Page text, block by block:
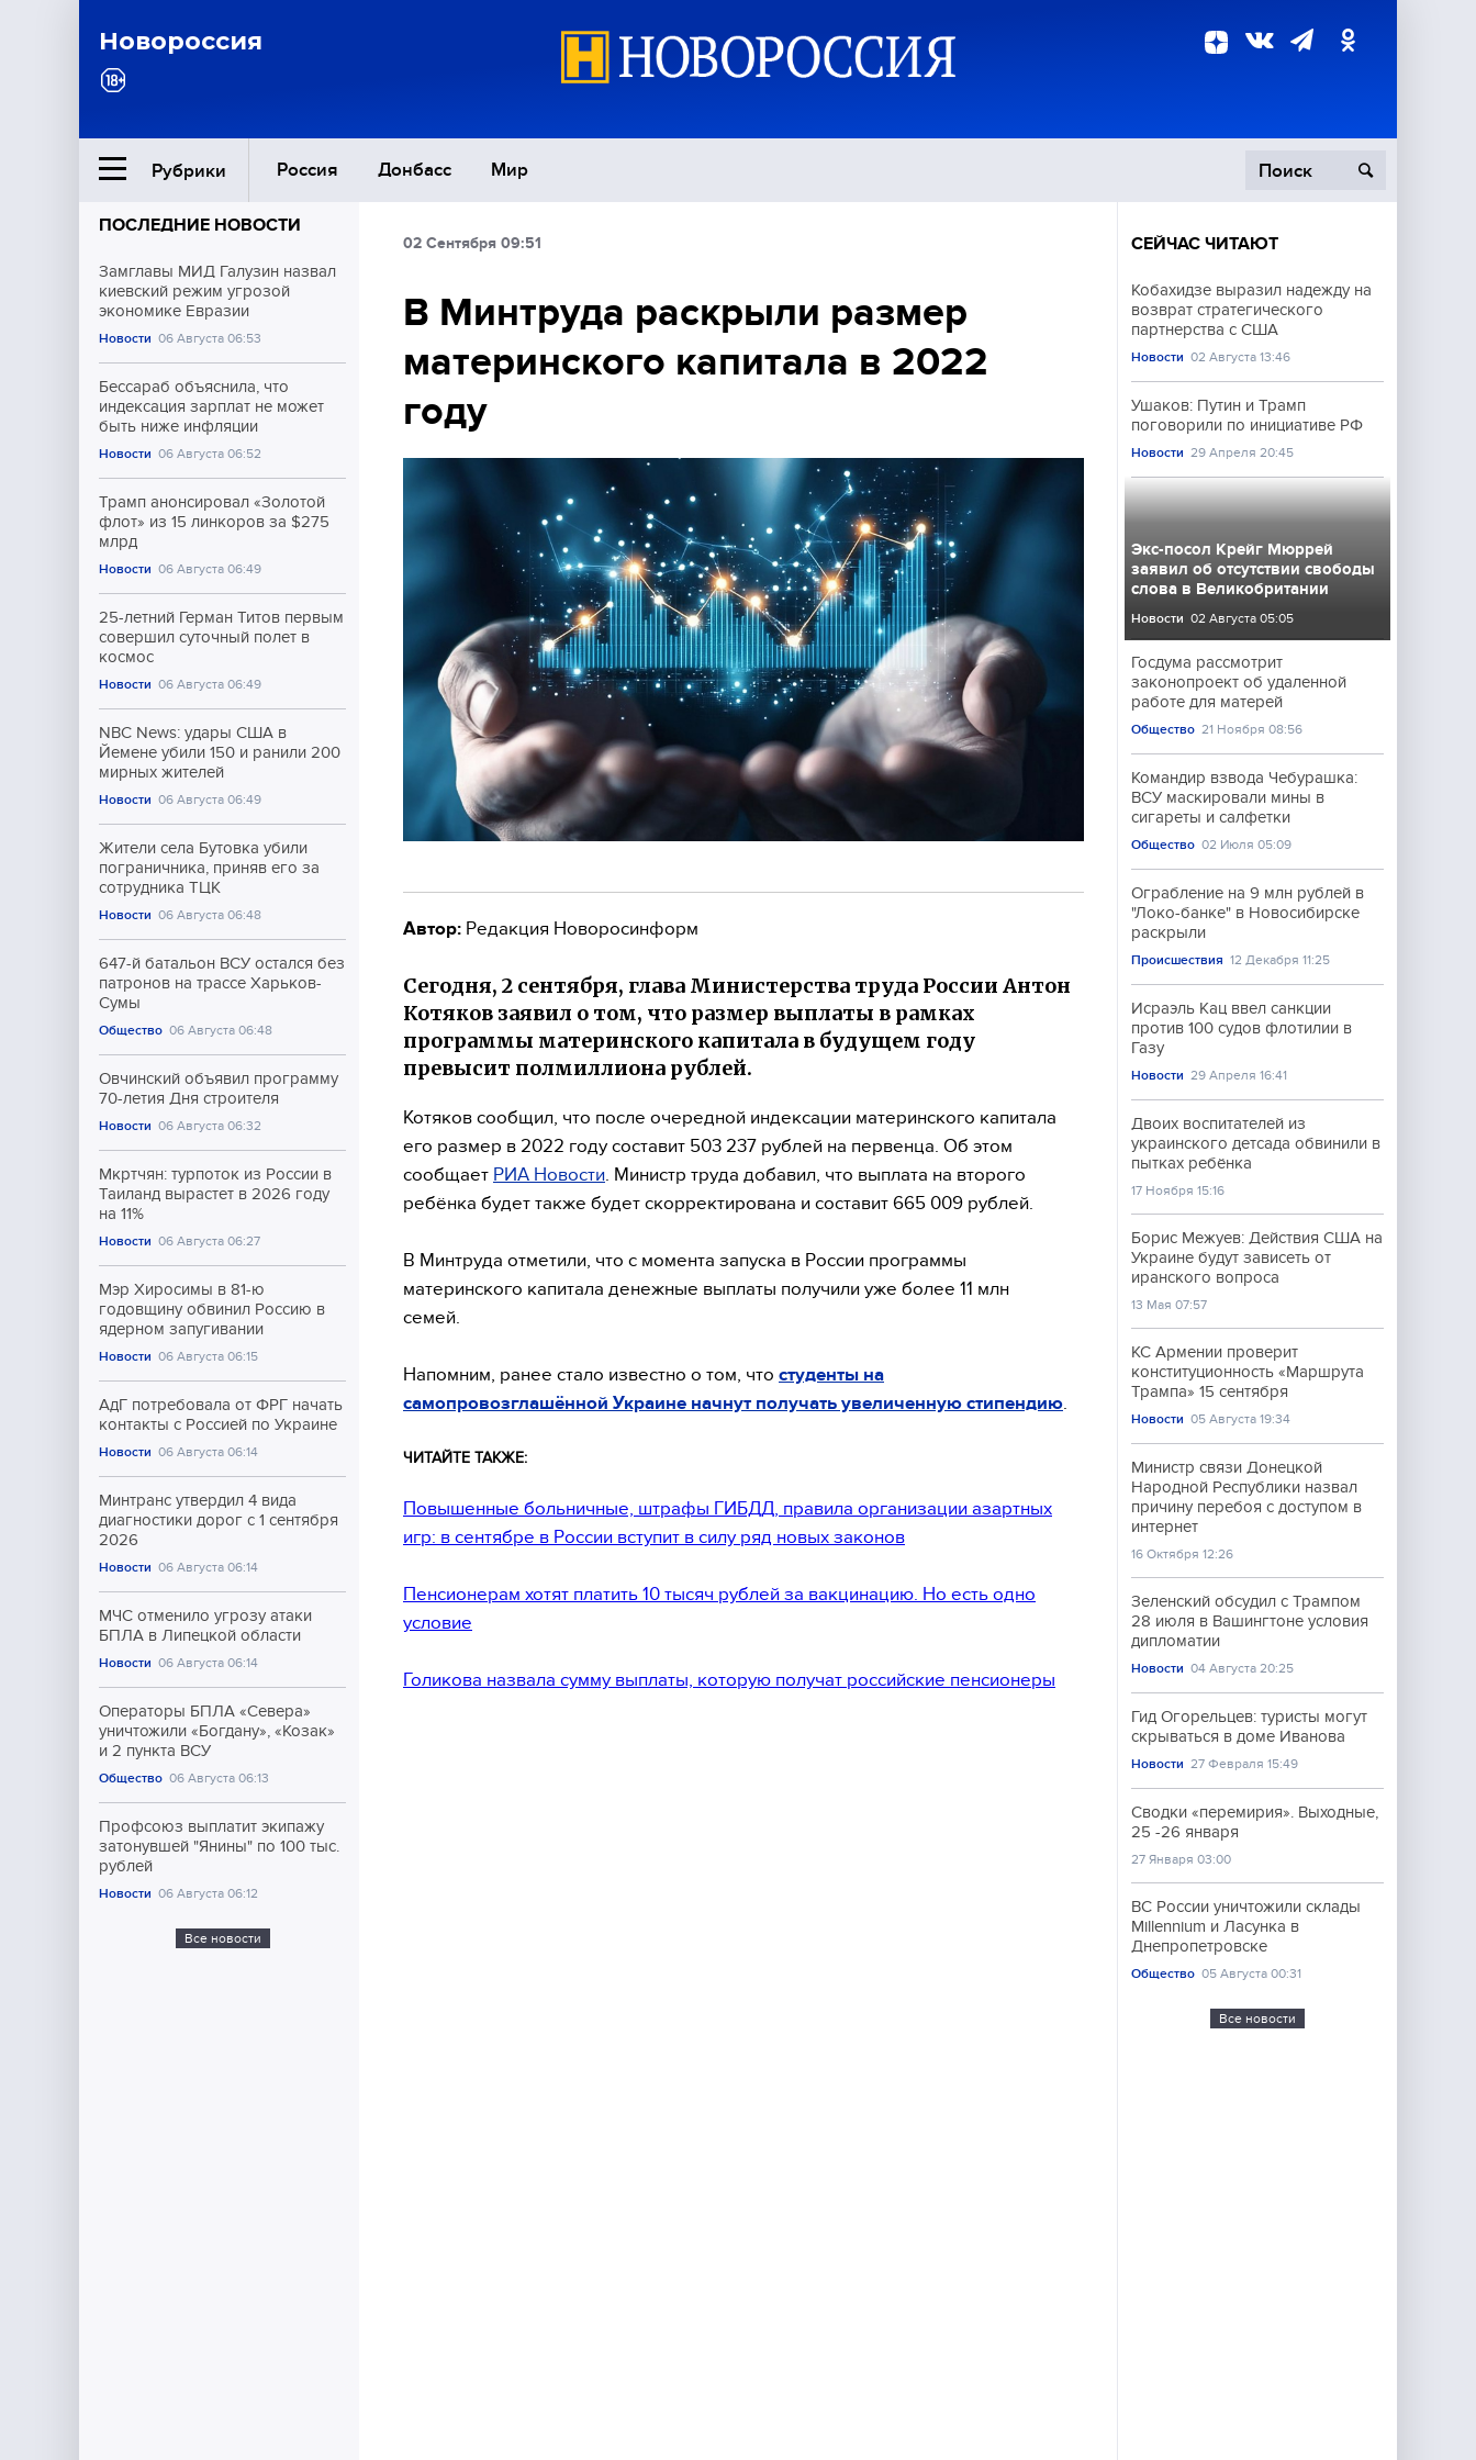
Новороссия
Рубрики Россия Донбасс Мир
Ближний Восток
Общество
Экономика
Происшествия
Культура
ПОСЛЕДНИЕ НОВОСТИ
Замглавы МИД Галузин назвал
киевский режим угрозой
экономике Евразии
Новости 06 Августа 06:53
Бессараб объяснила, что
индексация зарплат не может
быть ниже инфляции
Новости 06 Августа 06:52
Трамп анонсировал «Золотой
флот» из 15 линкоров за $275
млрд
Новости 06 Августа 06:49
25-летний Герман Титов первым
совершил суточный полет в
космос
Новости 06 Августа 06:49
NBC News: удары США в
Йемене убили 150 и ранили 200
мирных жителей
Новости 06 Августа 06:49
Жители села Бутовка убили
пограничника, приняв его за
сотрудника ТЦК
Новости 06 Августа 06:48
647-й батальон ВСУ остался без
патронов на трассе Харьков-
Сумы
Общество 06 Августа 06:48
Овчинский объявил программу
70-летия Дня строителя
Новости 06 Августа 06:32
Мкртчян: турпоток из России в
Таиланд вырастет в 2026 году
на 11%
Новости 06 Августа 06:27
Мэр Хиросимы в 81-ю
годовщину обвинил Россию в
ядерном запугивании
Новости 06 Августа 06:15
АдГ потребовала от ФРГ начать
контакты с Россией по Украине
Новости 06 Августа 06:14
Минтранс утвердил 4 вида
диагностики дорог с 1 сентября
2026
Новости 06 Августа 06:14
МЧС отменило угрозу атаки
БПЛА в Липецкой области
Новости 06 Августа 06:14
Операторы БПЛА «Севера»
уничтожили «Богдану», «Козак»
и 2 пункта ВСУ
Общество 06 Августа 06:13
Профсоюз выплатит экипажу
затонувшей "Янины" по 100 тыс.
рублей
Новости 06 Августа 06:12
Все новости
02 Сентября 09:51
В Минтруда раскрыли размер
материнского капитала в 2022
году
Автор: Редакция Новоросинформ
Сегодня, 2 сентября, глава Министерства труда России Антон
Котяков заявил о том, что размер выплаты в рамках
программы материнского капитала в будущем году
превысит полмиллиона рублей.
Котяков сообщил, что после очередной индексации материнского капитала
его размер в 2022 году составит 503 237 рублей на первенца. Об этом
сообщает РИА Новости . Министр труда добавил, что выплата на второго
ребёнка будет также будет скорректирована и составит 665 009 рублей.
В Минтруда отметили, что с момента запуска в России программы
материнского капитала денежные выплаты получили уже более 11 млн
семей.
Напомним, ранее стало известно о том, что студенты на
самопровозглашённой Украине начнут получать увеличенную стипендию
ЧИТАЙТЕ ТАКЖЕ:
Повышенные больничные, штрафы ГИБДД, правила организации азартных
игр: в сентябре в России вступит в силу ряд новых законов
Пенсионерам хотят платить 10 тысяч рублей за вакцинацию. Но есть одно
условие
Голикова назвала сумму выплаты, которую получат российские пенсионеры
СЕЙЧАС ЧИТАЮТ
Кобахидзе выразил надежду на
возврат стратегического
партнерства с США
Новости 02 Августа 13:46
Ушаков: Путин и Трамп
поговорили по инициативе РФ
Новости 29 Апреля 20:45
Экс-посол Крейг Мюррей
заявил об отсутствии свободы
слова в Великобритании
Новости 02 Августа 05:05
Госдума рассмотрит
законопроект об удаленной
работе для матерей
Общество 21 Ноября 08:56
Командир взвода Чебурашка:
ВСУ маскировали мины в
сигареты и салфетки
Общество 02 Июля 05:09
Ограбление на 9 млн рублей в
"Локо-банке" в Новосибирске
раскрыли
Происшествия 12 Декабря 11:25
Исраэль Кац ввел санкции
против 100 судов флотилии в
Газу
Новости 29 Апреля 16:41
Двоих воспитателей из
украинского детсада обвинили в
пытках ребёнка
17 Ноября 15:16
Борис Межуев: Действия США на
Украине будут зависеть от
иранского вопроса
13 Мая 07:57
КС Армении проверит
конституционность «Маршрута
Трампа» 15 сентября
Новости 05 Августа 19:34
Министр связи Донецкой
Народной Республики назвал
причину перебоя с доступом в
интернет
16 Октября 12:26
Зеленский обсудил с Трампом
28 июля в Вашингтоне условия
дипломатии
Новости 04 Августа 20:25
Гид Огорельцев: туристы могут
скрываться в доме Иванова
Новости 27 Февраля 15:49
Сводки «перемирия». Выходные,
25 -26 января
27 Января 03:00
ВС России уничтожили склады
Millennium и Ласунка в
Днепропетровске
Общество 05 Августа 00:31
Все новости